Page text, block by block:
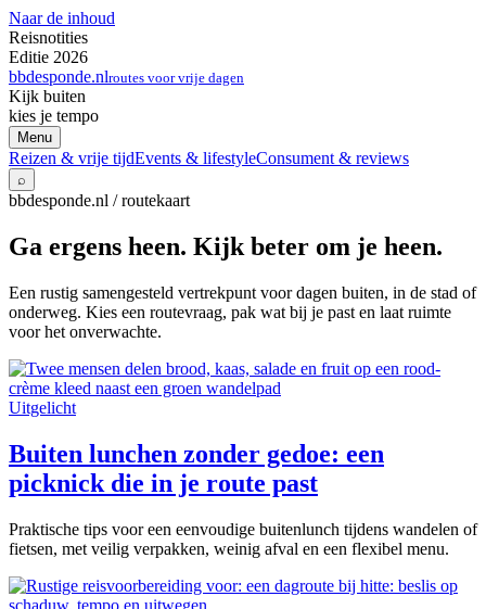
Naar de inhoud
Reisnotities
Editie 2026
bbdesponde.nlroutes voor vrije dagen
Kijk buiten
kies je tempo
Menu
Reizen & vrije tijdEvents & lifestyleConsument & reviews
⌕
bbdesponde.nl / routekaart
Ga ergens heen. Kijk beter om je heen.
Een rustig samengesteld vertrekpunt voor dagen buiten, in de stad of
onderweg. Kies een routevraag, pak wat bij je past en laat ruimte
voor het onverwachte.
Uitgelicht
Buiten lunchen zonder gedoe: een
picknick die in je route past
Praktische tips voor een eenvoudige buitenlunch tijdens wandelen of
fietsen, met veilig verpakken, weinig afval en een flexibel menu.